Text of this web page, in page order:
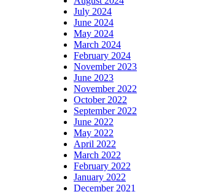
July 2024
June 2024
May 2024
March 2024
February 2024
November 2023
June 2023
November 2022
October 2022
September 2022
June 2022
May 2022
April 2022
March 2022
February 2022
January 2022
December 2021